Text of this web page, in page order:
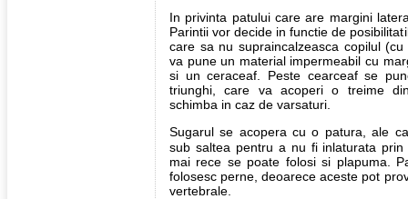
In privinta patului care are margini
Parintii vor decide in functie de
care sa nu supraincalzeasca copilul
va pune un material impermeabil cu
si un ceraceaf. Peste cearceaf se
triunghi, care va acoperi o treime
schimba in caz de varsaturi.
Sugarul se acopera cu o patura, ale
sub saltea pentru a nu fi inlaturata
mai rece se poate folosi si plapuma.
folosesc perne, deoarece aceste pot
vertebrale.